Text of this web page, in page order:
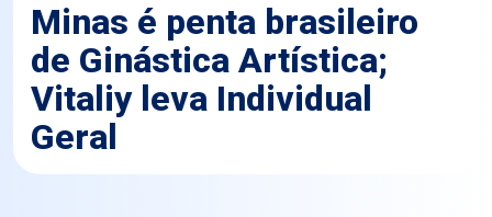
Minas é penta brasileiro
de Ginástica Artística;
Vitaliy leva Individual
Geral